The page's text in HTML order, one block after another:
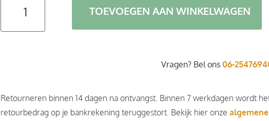
TOEVOEGEN AAN WINKELWAGEN
Vragen? Bel ons 06-
Retourneren binnen 14 dagen na ontvangst. Binnen 7 werkdagen wordt
retourbedrag op je bankrekening teruggestort. Bekijk hier onze algemene